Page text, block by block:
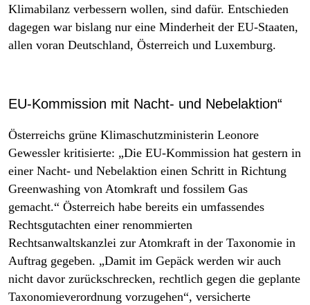
Klimabilanz verbessern wollen, sind dafür. Entschieden
dagegen war bislang nur eine Minderheit der EU-Staaten,
allen voran Deutschland, Österreich und Luxemburg.
EU-Kommission mit Nacht- und Nebelaktion“
Österreichs grüne Klimaschutzministerin Leonore
Gewessler kritisierte: „Die EU-Kommission hat gestern in
einer Nacht- und Nebelaktion einen Schritt in Richtung
Greenwashing von Atomkraft und fossilem Gas
gemacht.“ Österreich habe bereits ein umfassendes
Rechtsgutachten einer renommierten
Rechtsanwaltskanzlei zur Atomkraft in der Taxonomie in
Auftrag gegeben. „Damit im Gepäck werden wir auch
nicht davor zurückschrecken, rechtlich gegen die geplante
Taxonomieverordnung vorzugehen“, versicherte